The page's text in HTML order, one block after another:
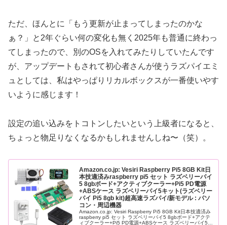
ただ、ほんとに「もう更新が止まってしまったのかな
ぁ？」と2年ぐらい何の変化も無く2025年も普通に終わっ
てしまったので、別のOSを入れてみたりしていたんです
が、アップデートもされて初心者さんが使うラズパイエミ
ュとしては、私はやっぱりリカルボックスが一番使いやす
いように感じます！
設定の追い込みをトコトンしたいという上級者になると、
ちょっと物足りなくなるかもしれませんしね〜（笑）。
Amazon.co.jp: Vesiri Raspberry Pi5 8GB Kit日
本技適済みraspberry pi5 セット ラズベリーパイ
5 8gbボード+アクティブクーラー+Pi5 PD電源
+ABSケース ラズベリーパイ5キット(ラズベリー
パイ Pi5 8gb kit)超高速ラズパイ/新モデル : パソ
コン・周辺機器
Amazon.co.jp: Vesiri Raspberry Pi5 8GB Kit日本技適済み
raspberry pi5 セット ラズベリーパイ5 8gbボード+アクテ
ィブクーラー+Pi5 PD電源+ABSケース ラズベリーパイ5キ